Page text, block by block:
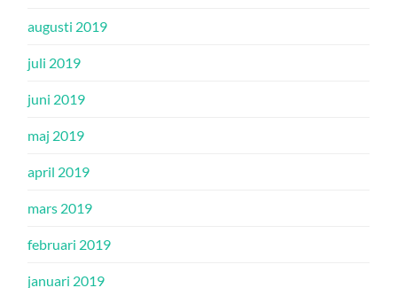
augusti 2019
juli 2019
juni 2019
maj 2019
april 2019
mars 2019
februari 2019
januari 2019